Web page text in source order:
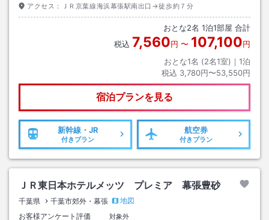
アクセス： ＪＲ京葉線海浜幕張駅南出口→徒歩約７分
おとな2名 1泊1部屋 合計
税込 7,560円 〜 107,100円
おとな1名 (2名1室)｜ 1泊
税込 3,780円〜53,550円
宿泊プランを見る
新幹線・JR
付きプラン
航空券
付きプラン
ＪＲ東日本ホテルメッツ プレミア 幕張豊砂
千葉県 千葉市郊外・幕張
地図
お客様アンケート評価
対象外